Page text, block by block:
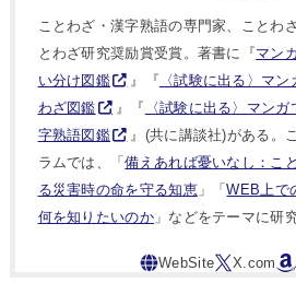
ことわざ・漢字熟語の専門家、ことわ
とわざ研究奨励賞受賞。著書に『マン
い分け図鑑
』『 〈試験に出る〉マ
わざ図鑑
』『
〈試験に出る〉マン
字熟語図鑑
』(共に講談社)がある。
ラムでは、「備えあれば憂いなし：こ
る災害時の命を守る知恵」「WEB上で
何を知りたいのか」などをテーマに研